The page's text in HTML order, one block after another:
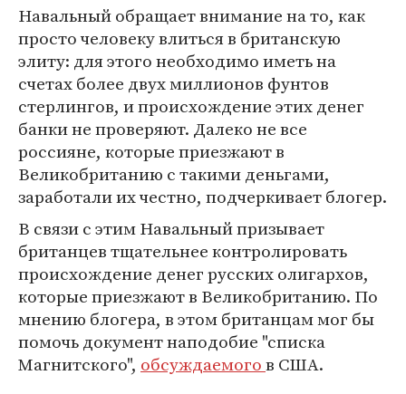
Навальный обращает внимание на то, как
просто человеку влиться в британскую
элиту: для этого необходимо иметь на
счетах более двух миллионов фунтов
стерлингов, и происхождение этих денег
банки не проверяют. Далеко не все
россияне, которые приезжают в
Великобританию с такими деньгами,
заработали их честно, подчеркивает блогер.
В связи с этим Навальный призывает
британцев тщательнее контролировать
происхождение денег русских олигархов,
которые приезжают в Великобританию. По
мнению блогера, в этом британцам мог бы
помочь документ наподобие "списка
Магнитского", обсуждаемогов США.